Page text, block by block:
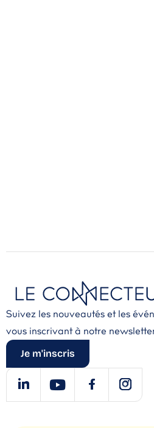
Suivez les nouveautés et les
vous inscrivant à notre
Je m'inscris